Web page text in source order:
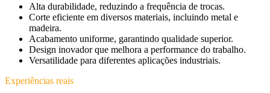
Alta durabilidade, reduzindo a frequência de trocas.
Corte eficiente em diversos materiais, incluindo metal e
madeira.
Acabamento uniforme, garantindo qualidade superior.
Design inovador que melhora a performance do trabalho.
Versatilidade para diferentes aplicações industriais.
Experiências reais